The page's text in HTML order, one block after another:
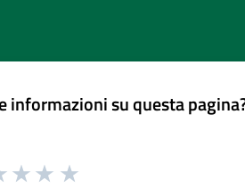
informazioni su questa